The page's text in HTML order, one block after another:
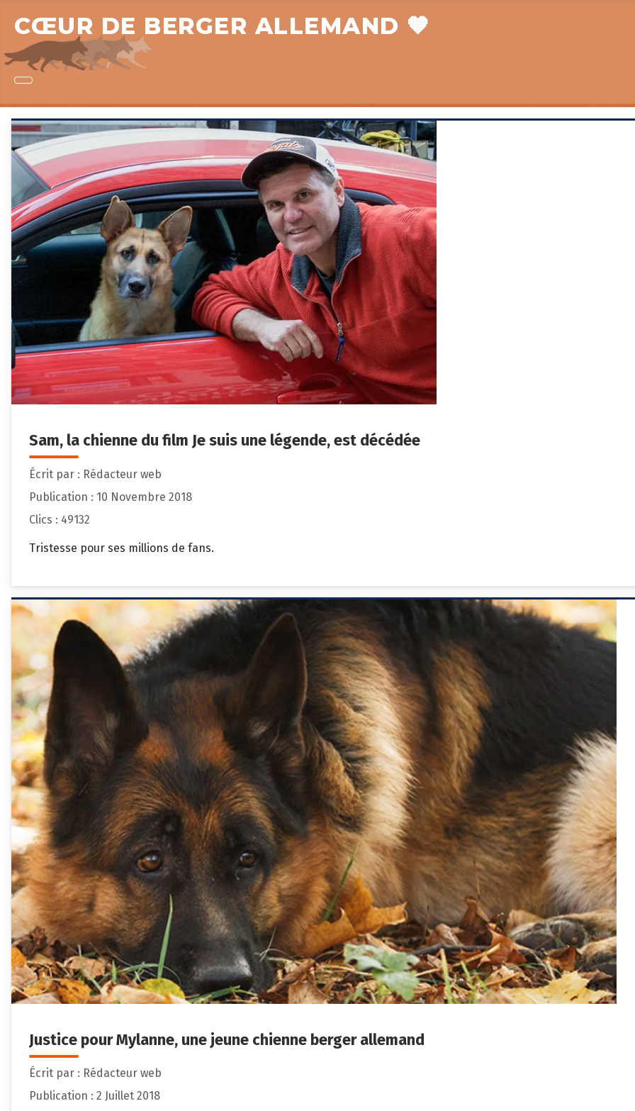
CŒUR DE BERGER ALLEMAND 🧡
Sam, la chienne du film Je suis une légende, est décédée
Écrit par : Rédacteur web
Publication : 10 Novembre 2018
Clics : 49132
Tristesse pour ses millions de fans.
Justice pour Mylanne, une jeune chienne berger allemand
Écrit par : Rédacteur web
Publication : 2 Juillet 2018